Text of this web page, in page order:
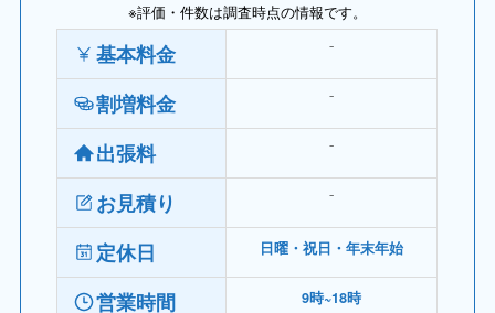
※評価・件数は調査時点の情報です。
基本料金 ⁻
割増料金 ⁻
出張料 ⁻
お見積り ⁻
定休日 日曜・祝日・年末年始
営業時間 9時~18時